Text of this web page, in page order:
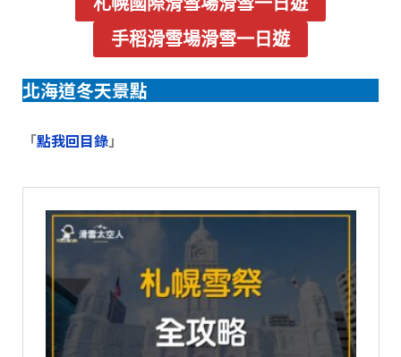
手稻滑雪場滑雪一日遊
北海道冬天景點
「點我回目錄」